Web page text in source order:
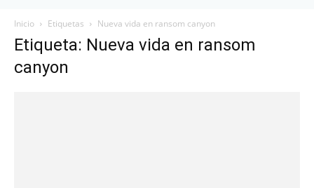
Inicio Etiquetas Nueva vida en ransom canyon
Etiqueta: Nueva vida en ransom
canyon